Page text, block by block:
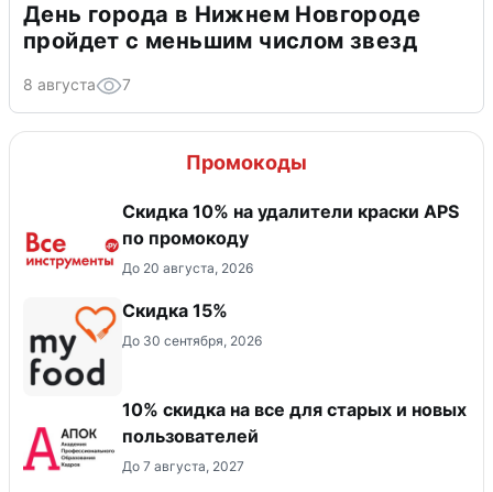
День города в Нижнем Новгороде
пройдет с меньшим числом звезд
8 августа 7
Промокоды
Скидка 10% на удалители краски APS
по промокоду
До 20 августа, 2026
Скидка 15%
До 30 сентября, 2026
10% скидка на все для старых и новых
пользователей
До 7 августа, 2027